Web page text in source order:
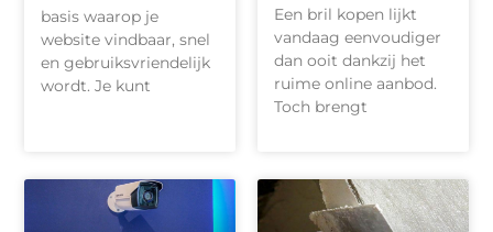
basis waarop je
website vindbaar, snel
en gebruiksvriendelijk
wordt. Je kunt
Een bril kopen lijkt
vandaag eenvoudiger
dan ooit dankzij het
ruime online aanbod.
Toch brengt